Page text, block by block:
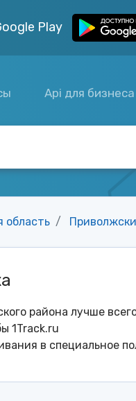
Play
Api для бизнеса
область
района лучше
1Track.ru
в специальное